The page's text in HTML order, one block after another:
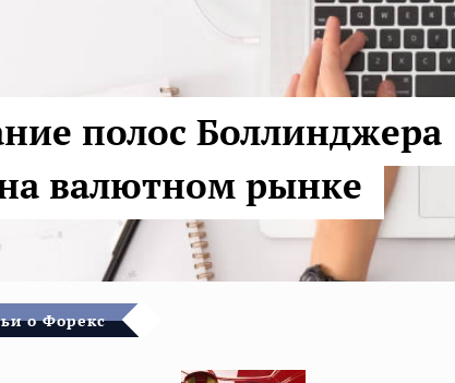
полос Боллинджера
валютном рынке
о Форекс